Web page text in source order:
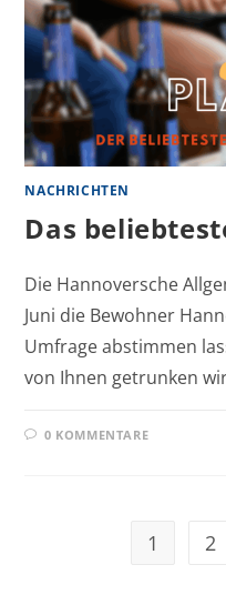
NACHRICHTEN
Das
Die Hannoversche
Juni die Bewohner
Umfrage abstimmen
von Ihnen getrunken
0 KOMMENTARE
1 2